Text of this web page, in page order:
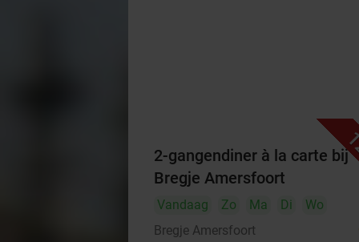
2-gangendiner à la carte bij
Bregje Amersfoort
Vandaag Zo Ma Di
Wo
Bregje Amersfoort